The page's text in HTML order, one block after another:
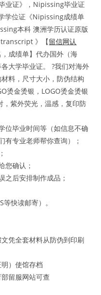
业证》，Nipissing毕业证
学位证《Nipissing成绩单
本科 澳洲学历认证原版
》【留信网认
成绩单】代办国外（海
大学毕业证。 ?我们对海外
料，尺寸大小，防伪结构
烫金烫银，LOGO烫金烫银
，紫外荧光，温感，复印防
位毕业时间等（如信息不确
有专业老师帮你查询）；
您确认；
之后安排制作成品；
快读邮寄）。
凭全套材料从防伪到印刷
）使馆存档
留服网站可查